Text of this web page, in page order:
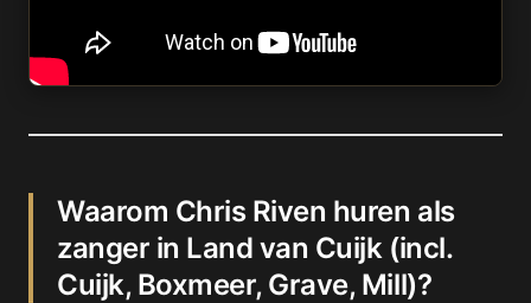
Waarom Chris Riven huren als
zanger in Land van Cuijk (incl.
Cuijk, Boxmeer, Grave, Mill)?